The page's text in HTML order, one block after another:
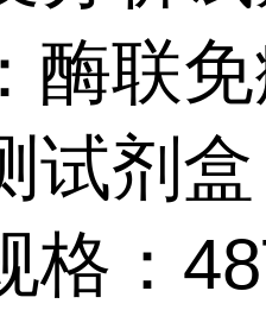
酶联
试剂盒
格：